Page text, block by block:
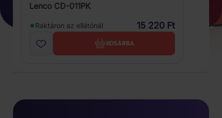
Lenco CD-011PK
Raktáron az ellátónál 15 220 Ft
KOSÁRBA